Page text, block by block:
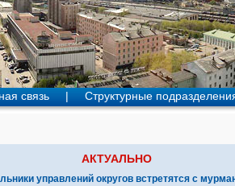
связь | Структурные
АКТУАЛЬНО
управлений округов встретятся с